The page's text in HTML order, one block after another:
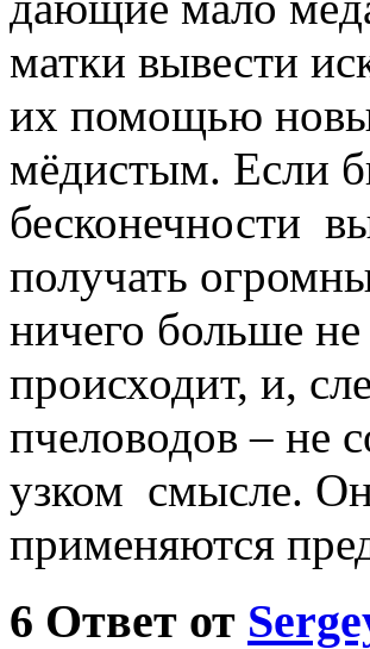
матки вывести
их помощью
мёдистым. Если
бесконечности
получать
ничего больше
происходит, и,
пчеловодов – не
узком смысле.
применяются
6 Ответ от